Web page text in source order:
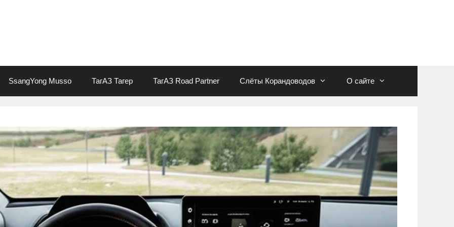
SsangYong Musso ТагАЗ Тагер ТагАЗ Road Partner Слёты Корандоводов О сайте